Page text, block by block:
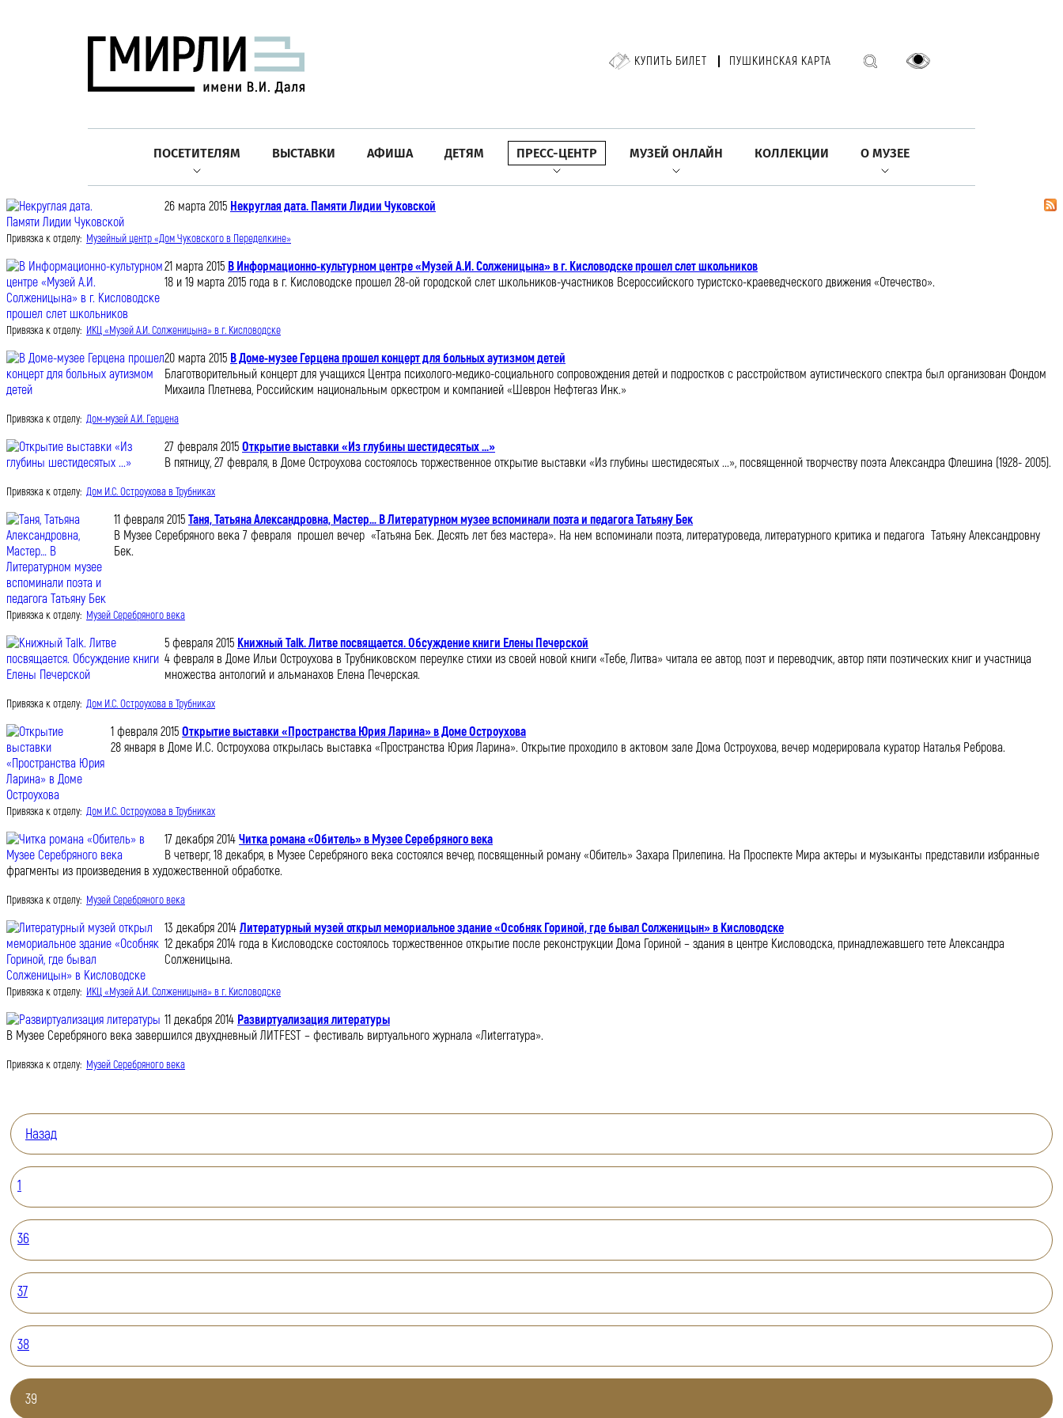
КУПИТЬ БИЛЕТ ПУШКИНСКАЯ КАРТА
ПОСЕТИТЕЛЯМ ВЫСТАВКИ АФИША ДЕТЯМ ПРЕСС-ЦЕНТР МУЗЕЙ ОНЛАЙН КОЛЛЕКЦИИ О МУЗЕЕ
26 марта 2015 Некруглая дата. Памяти Лидии Чуковской
Привязка к отделу: Музейный центр «Дом Чуковского в Переделкине»
21 марта 2015 В Информационно-культурном центре «Музей А.И. Солженицына» в г. Кисловодске прошел слет школьников
18 и 19 марта 2015 года в г. Кисловодске прошел 28-ой городской слет школьников-участников Всероссийского туристско-краеведческого движения «Отечество».
Привязка к отделу: ИКЦ «Музей А.И. Солженицына» в г. Кисловодске
20 марта 2015 В Доме-музее Герцена прошел концерт для больных аутизмом детей
Благотворительный концерт для учащихся Центра психолого-медико-социального сопровождения детей и подростков с расстройством аутистического спектра был организован Фондом
Михаила Плетнева, Российским национальным оркестром и компанией «Шеврон Нефтегаз Инк.»
Привязка к отделу: Дом-музей А.И. Герцена
27 февраля 2015 Открытие выставки «Из глубины шестидесятых ...»
В пятницу, 27 февраля, в Доме Остроухова состоялось торжественное открытие выставки «Из глубины шестидесятых ...», посвященной творчеству поэта Александра Флешина (1928- 2005).
Привязка к отделу: Дом И.С. Остроухова в Трубниках
11 февраля 2015 Таня, Татьяна Александровна, Мастер… В Литературном музее вспоминали поэта и педагога Татьяну Бек
В Музее Серебряного века 7 февраля прошел вечер «Татьяна Бек. Десять лет без мастера». На нем вспоминали поэта, литературоведа, литературного критика и педагога Татьяну Александровну
Бек.
Привязка к отделу: Музей Серебряного века
5 февраля 2015 Книжный Talk. Литве посвящается. Обсуждение книги Елены Печерской
4 февраля в Доме Ильи Остроухова в Трубниковском переулке стихи из своей новой книги «Тебе, Литва» читала ее автор, поэт и переводчик, автор пяти поэтических книг и участница
множества антологий и альманахов Елена Печерская.
Привязка к отделу: Дом И.С. Остроухова в Трубниках
1 февраля 2015 Открытие выставки «Пространства Юрия Ларина» в Доме Остроухова
28 января в Доме И.С. Остроухова открылась выставка «Пространства Юрия Ларина». Открытие проходило в актовом зале Дома Остроухова, вечер модерировала куратор Наталья Реброва.
Привязка к отделу: Дом И.С. Остроухова в Трубниках
17 декабря 2014 Читка романа «Обитель» в Музее Серебряного века
В четверг, 18 декабря, в Музее Серебряного века состоялся вечер, посвященный роману «Обитель» Захара Прилепина. На Проспекте Мира актеры и музыканты представили избранные
фрагменты из произведения в художественной обработке.
Привязка к отделу: Музей Серебряного века
13 декабря 2014 Литературный музей открыл мемориальное здание «Особняк Гориной, где бывал Солженицын» в Кисловодске
12 декабря 2014 года в Кисловодске состоялось торжественное открытие после реконструкции Дома Гориной – здания в центре Кисловодска, принадлежавшего тете Александра
Солженицына.
Привязка к отделу: ИКЦ «Музей А.И. Солженицына» в г. Кисловодске
11 декабря 2014 Развиртуализация литературы
В Музее Серебряного века завершился двухдневный ЛИТFEST – фестиваль виртуального журнала «Лиterraтура».
Привязка к отделу: Музей Серебряного века
Назад
1
36
37
38
39